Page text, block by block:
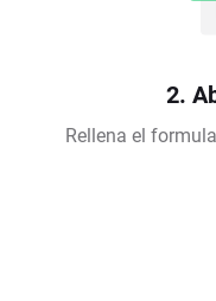
2.
Rellena el